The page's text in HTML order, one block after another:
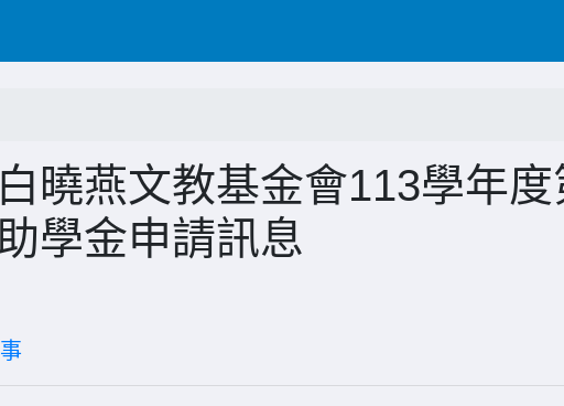
曉燕文教基金會113學年度
學金申請訊息